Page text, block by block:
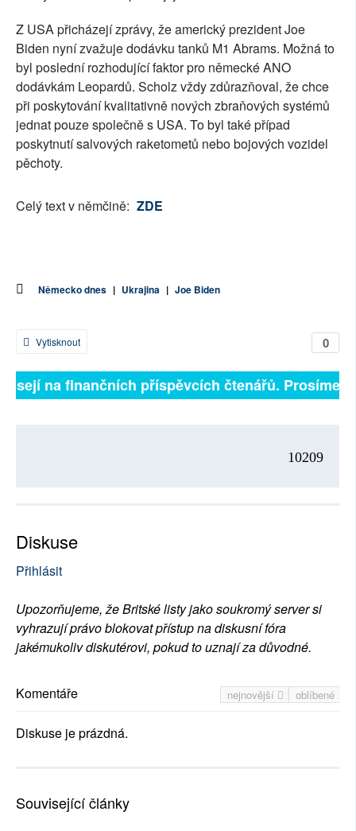
Z USA přicházejí zprávy, že americký prezident Joe
Biden nyní zvažuje dodávku tanků M1 Abrams. Možná to
byl poslední rozhodující faktor pro německé ANO
dodávkám Leopardů. Scholz vždy zdůrazňoval, že chce
při poskytování kvalitativně nových zbraňových systémů
jednat pouze společně s USA. To byl také případ
poskytnutí salvových raketometů nebo bojových vozidel
pěchoty.
Celý text v němčině: ZDE
Německo dnes | Ukrajina | Joe Biden
0
Vytisknout
na finančních příspěvcích čtenářů. Prosíme,
10209
Diskuse
Přihlásit
Upozorňujeme, že Britské listy jako soukromý server si
vyhrazují právo blokovat přístup na diskusní fóra
jakémukoliv diskutérovi, pokud to uznají za důvodné.
nejnovější oblíbené
Komentáře
Diskuse je prázdná.
Související články